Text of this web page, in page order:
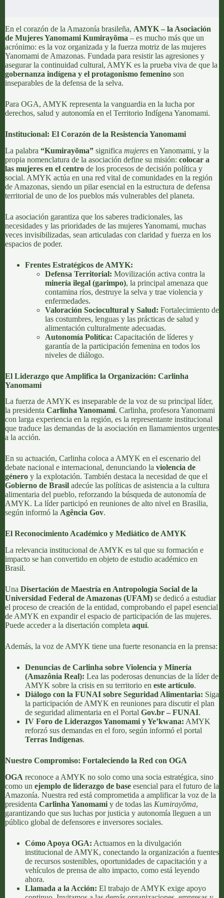
En el corazón de la Amazonía brasileña, AMYK – la Asociación
de Mujeres Yanomami Kumirayõma – es mucho más que un
acrónimo: es la voz organizada y la fuerza motriz de las mujeres
Yanomami de Amazonas. Fundada para resistir las agresiones y
asegurar la continuidad cultural, AMYK es la prueba viva de que la
gobernanza indígena y el protagonismo femenino son
inseparables de la defensa de la selva.
Para OGA, AMYK representa la vanguardia en la lucha por
derechos, salud y autonomía en el Territorio Indígena Yanomami.
Institucional: El Corazón de la Resistencia Yanomami
La palabra “Kumirayõma” significa mujeres en Yanomami, y la
propia nomenclatura de la asociación define su misión: colocar a
las mujeres en el centro de los procesos de decisión política y
social. AMYK actúa en una red vital de comunidades en la región
de Amazonas, siendo un pilar esencial en la estructura de defensa
territorial de uno de los pueblos más vulnerables del planeta.
La asociación garantiza que los saberes tradicionales, las
necesidades y las prioridades de las mujeres Yanomami, muchas
veces invisibilizadas, sean articuladas con claridad y fuerza en los
espacios de poder.
Frentes Estratégicos de AMYK:
Defensa Territorial: Movilización activa contra la
minería ilegal (garimpo), la principal amenaza que
contamina ríos, destruye la selva y trae violencia y
enfermedades.
Valoración Sociocultural y Salud: Fortalecimiento de
las costumbres, lenguas y las prácticas de salud y
alimentación culturalmente adecuadas.
Autonomía Política: Capacitación de líderes y
garantía de la participación femenina en todos los
niveles de diálogo.
El Liderazgo que Amplifica la Organización: Carlinha
Yanomami
La fuerza de AMYK es inseparable de la voz de su principal líder,
la presidenta Carlinha Yanomami. Carlinha, profesora Yanomami
con larga experiencia en la región, es la representante institucional
que traduce las demandas de la asociación en llamamientos urgentes
a la acción.
En su actuación, Carlinha coloca a AMYK en el escenario del
debate nacional e internacional, denunciando la violencia de
género y la explotación. También destaca la necesidad de que el
Gobierno de Brasil adecúe las políticas de asistencia a la cultura
alimentaria del pueblo, reforzando la búsqueda de autonomía de
AMYK. La líder participó en reuniones de alto nivel en Brasilia,
según informó la Agência Gov.
El Reconocimiento Académico y Mediático de AMYK
La relevancia institucional de AMYK es tal que su formación e
impacto se han convertido en objeto de estudio académico en
Brasil.
Una Disertación de Maestría en Antropología Social de la
Universidad Federal de Amazonas (UFAM) se dedicó a estudiar
el proceso de creación de la entidad, comprobando el papel esencial
de AMYK en expandir el espacio de participación de las mujeres.
Puede acceder a la disertación completa aquí.
Además, la voz de AMYK tiene una fuerte resonancia en la prensa:
Denuncias de Carlinha sobre Violencia y Minería
(Amazônia Real): Lea las poderosas denuncias de la líder de
AMYK sobre la crisis en su territorio en este artículo.
Diálogo con la FUNAI sobre Seguridad Alimentaria: Siga
la participación de AMYK en reuniones para discutir el plan
de seguridad alimentaria en el Portal Gov.br – FUNAI.
IV Foro de Liderazgos Yanomami y Ye’kwana: AMYK
reforzó sus demandas en el foro, según informó el portal
Terras Indígenas.
Nuestro Compromiso: Fortaleciendo la Red con OGA
OGA reconoce a AMYK no solo como una socia estratégica, sino
como un ejemplo de liderazgo de base esencial para el futuro de la
Amazonía. Nuestra red está comprometida a amplificar la voz de la
presidenta Carlinha Yanomami y de todas las Kumirayõma,
garantizando que sus luchas por justicia y autonomía lleguen a un
público global de defensores e inversores sociales.
Cómo Apoya OGA: Actuamos en la divulgación
institucional de AMYK, conectando la organización a fuentes
de recursos sostenibles, oportunidades de capacitación y a
vehículos de prensa de alto impacto, como está leyendo
ahora.
Llamada a la Acción: El trabajo de AMYK exige apoyo